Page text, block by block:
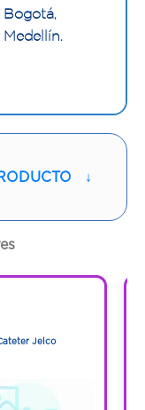
Bogotá,
↓
Cateter Jelco